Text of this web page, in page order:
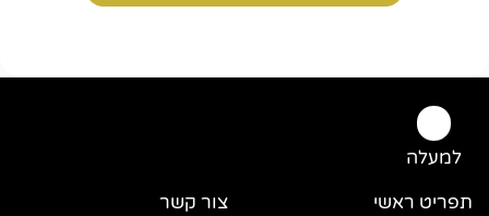
למעלה
תפריט ראשי צור קשר